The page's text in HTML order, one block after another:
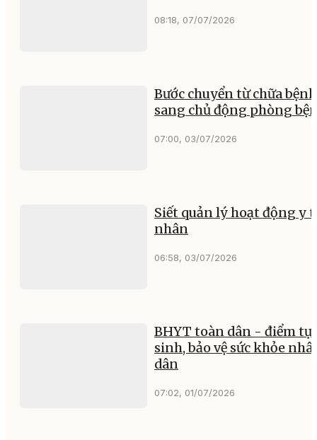
08:18, 07/07/2026
Bước chuyển từ chữa bệnh
sang chủ động phòng
07:00, 03/07/2026
Siết quản lý hoạt động y
nhân
06:58, 03/07/2026
BHYT toàn dân - điểm
sinh, bảo vệ sức khỏe
dân
07:02, 01/07/2026